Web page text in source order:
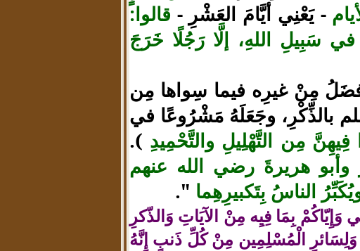
- يَعْنِي أيَّامَ العَشْرِ - قالوا:
في سَبِيلِ اللهِ، إلَّا رَجُلًا خَرَجَ
مِنْ غيرِه فيما سِواها مِن
بالذِّكْرِ، وجَعَلَهُ مَشْرُوعًا في
فِيهِنَّ مِن التَّهْلِيلِ والتَّحْمِيدِ ).
هريرةَ رضي الله عنهم
الناسُ بِتَكبيرِهِما ".
بِمَا فِيِه مِنْ الآيَاتِ وَالذّكرِ
الْمُسْلِمِين مِنْ كُلِّ ذَنبٍ إِنَّهُ